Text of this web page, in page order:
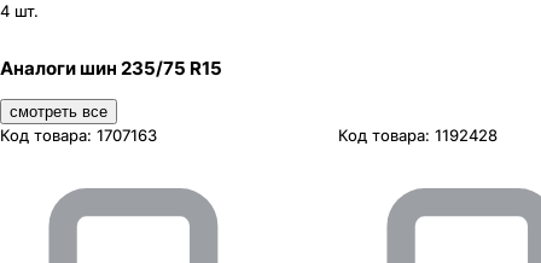
4 шт.
Аналоги шин 235/75 R15
смотреть все
Код товара: 1707163 Код товара: 1192428